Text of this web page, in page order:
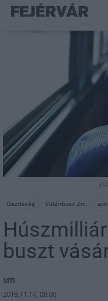
Gazdaság Volánbusz Zrt.
buszt
MTI
2019.11.14. 08:00